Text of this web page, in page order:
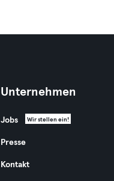
Unternehmen
Jobs Wir stellen ein!
Presse
Kontakt